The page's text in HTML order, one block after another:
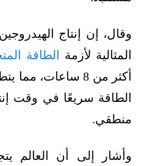
وقال، إن إنتاج
المثالية لأزمة الطاقة
أكثر من 8 ساعات،
الطاقة سريعًا في وقت
منطقي.
وأشار إلى أن العالم